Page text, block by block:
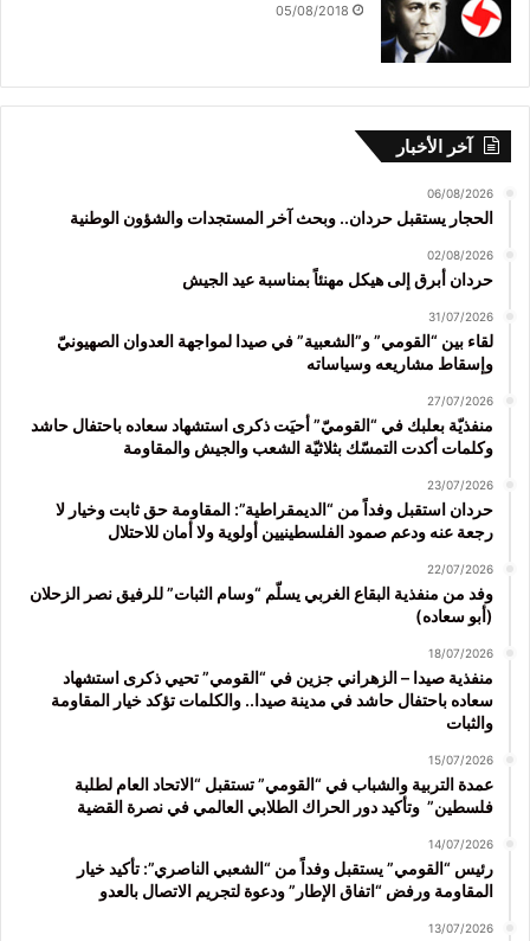
05/08/2018
آخر الأخبار
06/08/2026
الحجار يستقبل حردان.. وبحث آخر المستجدات والشؤون الوطنية
02/08/2026
حردان أبرق إلى هيكل مهنئاً بمناسبة عيد الجيش
31/07/2026
لقاء بين “القومي” و”الشعبية” في صيدا لمواجهة العدوان الصهيونيّ
وإسقاط مشاريعه وسياساته
27/07/2026
منفذيّة بعلبك في “القوميّ” أحيَت ذكرى استشهاد سعاده باحتفال حاشد
وكلمات أكدت التمسّك بثلاثيّة الشعب والجيش والمقاومة
23/07/2026
حردان استقبل وفداً من “الديمقراطية”: المقاومة حق ثابت وخيار لا
رجعة عنه ودعم صمود الفلسطينيين أولوية ولا أمان للاحتلال
22/07/2026
وفد من منفذية البقاع الغربي يسلّم “وسام الثبات” للرفيق نصر الزحلان
(أبو سعاده)
18/07/2026
منفذية صيدا – الزهراني جزين في “القومي” تحيي ذكرى استشهاد
سعاده باحتفال حاشد في مدينة صيدا.. والكلمات تؤكد خيار المقاومة
والثبات
15/07/2026
عمدة التربية والشباب في “القومي” تستقبل “الاتحاد العام لطلبة
فلسطين” وتأكيد دور الحراك الطلابي العالمي في نصرة القضية
14/07/2026
رئيس “القومي” يستقبل وفداً من “الشعبي الناصري”: تأكيد خيار
المقاومة ورفض “اتفاق الإطار” ودعوة لتجريم الاتصال بالعدو
13/07/2026